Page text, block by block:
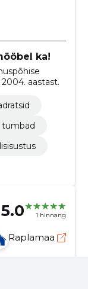
ka!
aastast.
tumbad
5.0 1 hinnang
Raplamaa